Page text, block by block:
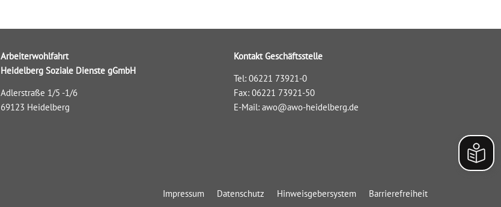
Arbeiterwohlfahrt
Heidelberg Soziale Dienste gGmbH
Adlerstraße 1/5 -1/6
69123 Heidelberg
Kontakt Geschäftsstelle
Tel: 06221 73921-0
Fax: 06221 73921-50
E-Mail:awo@awo-heidelberg.de
Impressum Datenschutz Hinweisgebersystem Barrierefreiheit